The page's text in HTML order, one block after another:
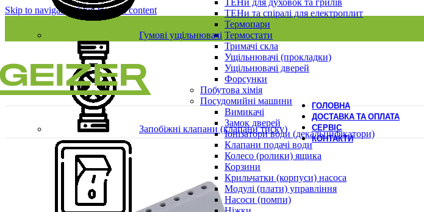
Skip to navigationSkip to main content
ТЕНи та спіралі для електроплит
Термопари
Термостати
Тримачі скла
Ущільнювачі (прокладки)
Ущільнювачі дверей
Форсунки
Побутова хімія
Посудомийні машини
Вимикачі
Замок дверей
Іонізатори води (декальцифікатори)
Клапани подачі води
Колесо (ролики) ящика
Корзини
Крильчатки (корпуси) насоса
Модулі (плати) управління
Насоси (помпи)
Гумові ущільнювачі
Запобіжні клапани (клапани тиску)
ГОЛОВНА
ДОСТАВКА ТА ОПЛАТА
СЕРВІС
КОНТАКТИ